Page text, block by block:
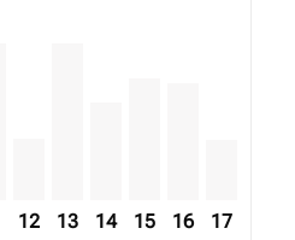
12 13 14 15 16 17